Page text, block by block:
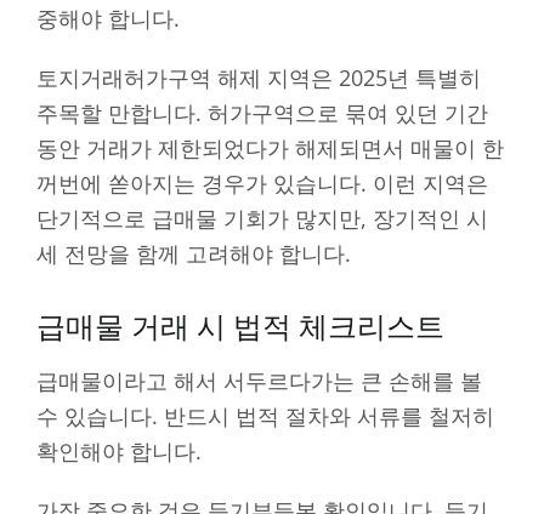
중해야 합니다.
토지거래허가구역 해제 지역은 2025년 특별히
주목할 만합니다. 허가구역으로 묶여 있던 기간
동안 거래가 제한되었다가 해제되면서 매물이 한
꺼번에 쏟아지는 경우가 있습니다. 이런 지역은
단기적으로 급매물 기회가 많지만, 장기적인 시
세 전망을 함께 고려해야 합니다.
급매물 거래 시 법적 체크리스트
급매물이라고 해서 서두르다가는 큰 손해를 볼
수 있습니다. 반드시 법적 절차와 서류를 철저히
확인해야 합니다.